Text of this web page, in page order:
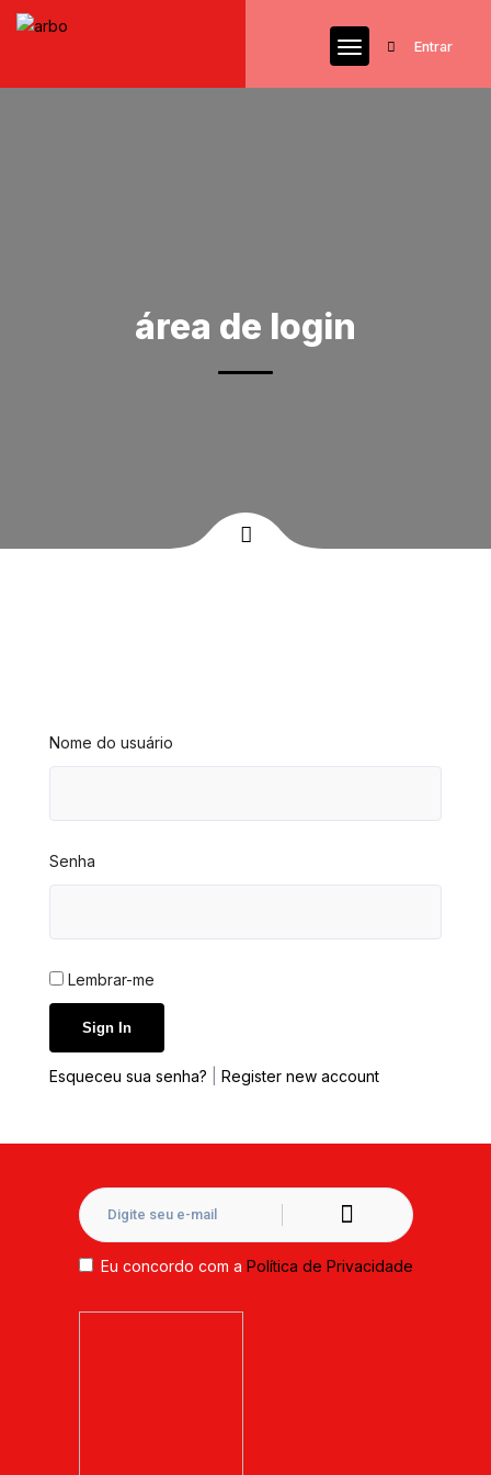
Entrar
área de login
Nome do usuário
Senha
Lembrar-me
Esqueceu sua senha? Register new account
Eu concordo com a Política de Privacidade